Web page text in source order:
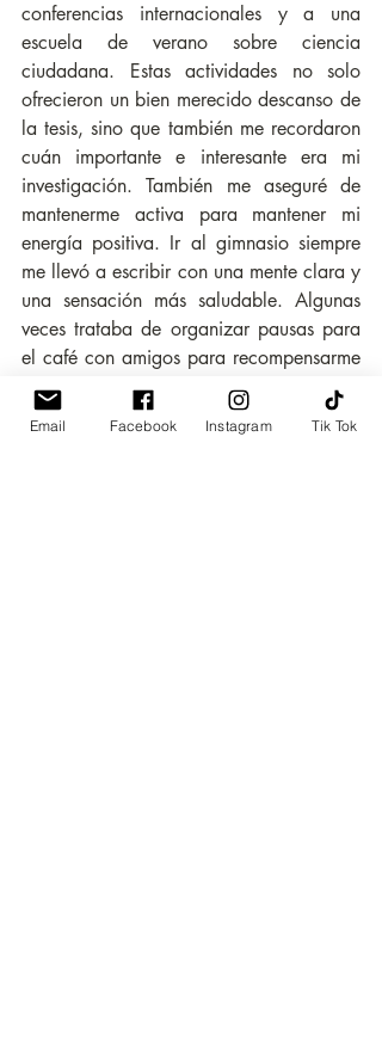
conferencias internacionales y a una
escuela de verano sobre ciencia
ciudadana. Estas actividades no solo
ofrecieron un bien merecido descanso de
la tesis, sino que también me recordaron
cuán importante e interesante era mi
investigación. También me aseguré de
mantenerme activa para mantener mi
energía positiva. Ir al gimnasio siempre
me llevó a escribir con una mente clara y
una sensación más saludable. Algunas
veces trataba de organizar pausas para
el café con amigos para recompensarme
con un pedazo de pastel y buena
compañía. Otras veces, planear visitar
Email Facebook Instagram Tik Tok